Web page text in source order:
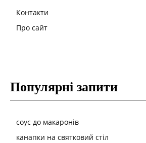
Контакти
Про сайт
Популярні запити
соус до макаронів
канапки на святковий стіл